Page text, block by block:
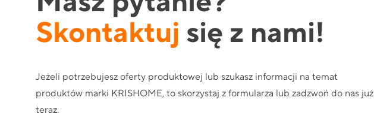
Skontaktuj się z nami!
Jeżeli potrzebujesz oferty produktowej lub szukasz informacji na temat
produktów marki KRISHOME, to skorzystaj z formularza lub zadzwoń do nas już
teraz.